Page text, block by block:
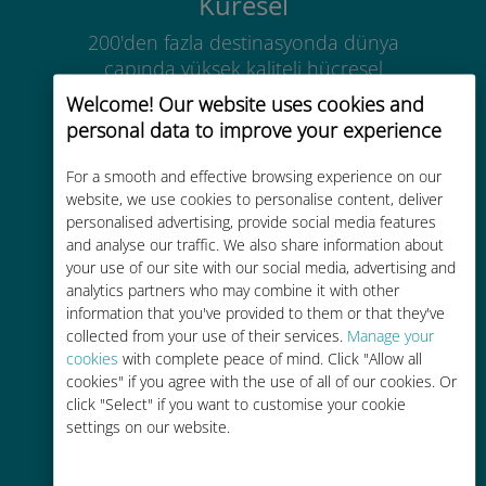
Welcome! Our website uses cookies and
personal data to improve your experience
For a smooth and effective browsing experience on our
website, we use cookies to personalise content, deliver
personalised advertising, provide social media features
and analyse our traffic. We also share information about
your use of our site with our social media, advertising and
analytics partners who may combine it with other
information that you've provided to them or that they've
collected from your use of their services. Manage your
cookies with complete peace of mind. Click "Allow all
cookies" if you agree with the use of all of our cookies. Or
click "Select" if you want to customise your cookie
settings on our website.
200'den fazla destinasyonda dünya
çapında yüksek kaliteli hücresel
bağlantı
Uygun maliyetli
Mevcut operatörünüzle dolaşım
ücretlerinden %90'a kadar daha
ucuz